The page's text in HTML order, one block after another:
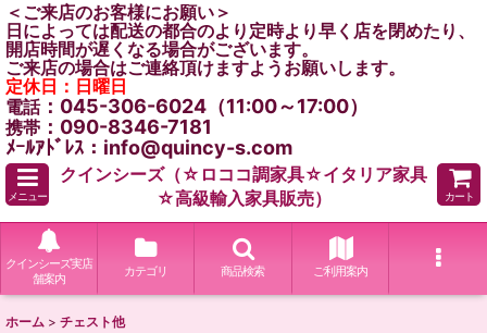
＜ご来店のお客様にお願い＞
日によっては配送の都合のより定時より早く店を閉めたり、
開店時間が遅くなる場合がございます。
ご来店の場合はご連絡頂けますようお願いします。
定休日：日曜日
電話：045-306-6024（11:00～17:00）
携帯 ：090-8346-7181
ﾒｰﾙｱﾄﾞﾚｽ：info@quincy-s.com
メニュー
クインシーズ（☆ロココ調家具☆イタリア家具
☆高級輸入家具販売）
カート
クインシーズ実店
舗案内
カテゴリ 商品検索 ご利用案内
ホーム > チェスト他